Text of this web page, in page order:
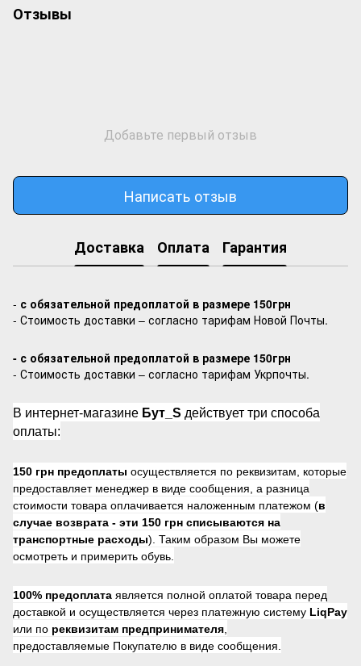
Отзывы
Добавьте первый отзыв
Написать отзыв
Доставка Оплата Гарантия
- с обязательной предоплатой в размере 150грн
- Стоимость доставки – согласно тарифам Новой Почты.
- с обязательной предоплатой в размере 150грн
- Стоимость доставки – согласно тарифам Укрпочты.
В интернет-магазине Бут_S действует три способа
оплаты:
150 грн предоплаты осуществляется по реквизитам, которые
предоставляет менеджер в виде сообщения, а разница
стоимости товара оплачивается наложенным платежом (в
случае возврата - эти 150 грн списываются на
транспортные расходы). Таким образом Вы можете
осмотреть и примерить обувь.
100% предоплата является полной оплатой товара перед
доставкой и осуществляется через платежную систему LiqPay
или по реквизитам предпринимателя
предоставляемые Покупателю в виде сообщения.